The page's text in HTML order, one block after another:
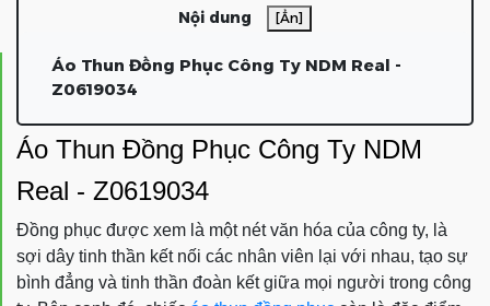
Nội dung [Ẩn]
Áo Thun Đồng Phục Công Ty NDM Real -
Z0619034
Áo Thun Đồng Phục Công Ty NDM
Real - Z0619034
Đồng phục được xem là một nét văn hóa của công ty, là
sợi dây tinh thần kết nối các nhân viên lại với nhau, tạo sự
bình đẳng và tinh thần đoàn kết giữa mọi người trong công